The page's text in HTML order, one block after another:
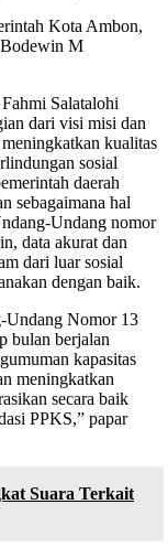
Kota Ambon,
M
Salatalohi
dari visi misi dan
kualitas
sosial
daerah
sebagaimana hal
Undang nomor
data akurat dan
dari luar sosial
dengan baik.
Undang Nomor 13
bulan berjalan
kapasitas
meningkatkan
secara baik
PPKS,” papar
Suara Terkait